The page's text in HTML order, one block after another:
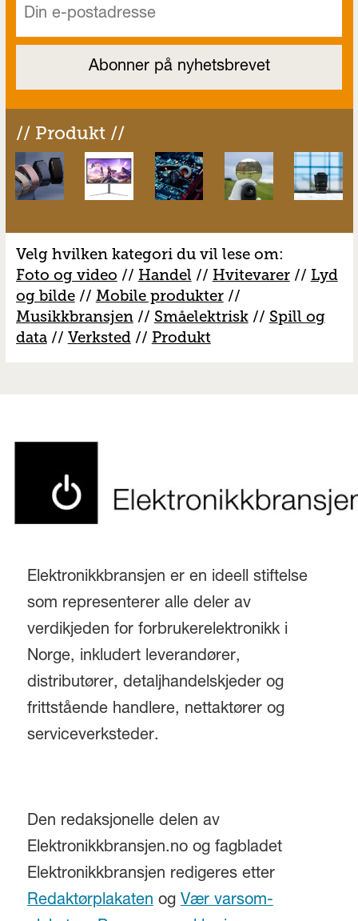
// Produkt //
Velg hvilken kategori du vil lese om:
Foto og video // Handel // Hvitevarer// Lyd
og bilde// Mobile produkter//
Musikkbransjen// Småelektrisk// Spill og
data// Verksted// Produkt
Elektronikkbransjen er en ideell stiftelse
som representerer alle deler av
verdikjeden for forbrukerelektronikk i
Norge, inkludert leverandører,
distributører, detaljhandelskjeder og
frittstående handlere, nettaktører og
serviceverksteder.
Den redaksjonelle delen av
Elektronikkbransjen.no og fagbladet
Elektronikkbransjen redigeres etter
Redaktørplakaten og Vær varsom-